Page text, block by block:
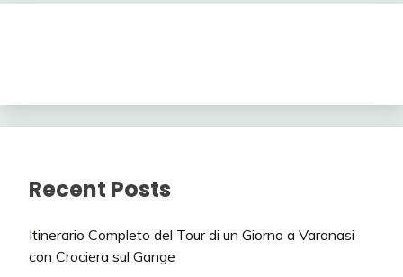
Recent Posts
Itinerario Completo del Tour di un Giorno a Varanasi
con Crociera sul Gange